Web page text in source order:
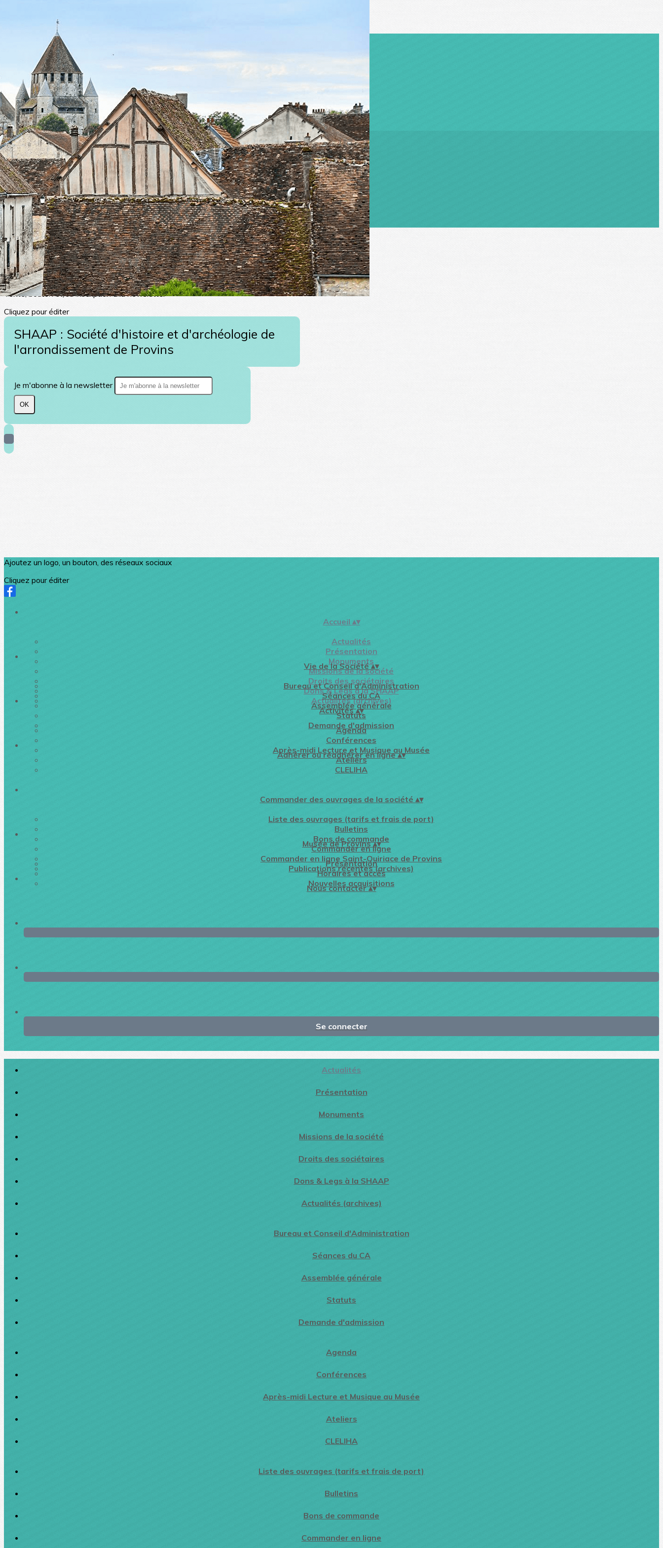
Exporter toutes les colonnes
Exporter uniquement les colonnes affichées
Menu
<
>
Actualités
Présentation
Monuments
Missions de la société
Droits des sociétaires
Dons & Legs à la SHAAP
Actualités (archives)
?>
Images de la page d'accueil
Cliquez pour éditer
Texte, bouton et/ou inscription à la newsletter
Cliquez pour éditer
SHAAP : Société d'histoire et d'archéologie de
l'arrondissement de Provins
Je m'abonne à la newsletter
OK
Ajoutez un logo, un bouton, des réseaux sociaux
Cliquez pour éditer
Accueil ▴▾
Actualités
Présentation
Monuments
Missions de la société
Droits des sociétaires
Dons & Legs à la SHAAP
Actualités (archives)
Vie de la Société▴▾
Bureau et Conseil d'Administration
Séances du CA
Assemblée générale
Statuts
Demande d'admission
Activités▴▾
Agenda
Conférences
Après-midi Lecture et Musique au Musée
Ateliers
CLELIHA
Adhérer ou réadhérer en ligne▴▾
Commander des ouvrages de la société ▴▾
Liste des ouvrages (tarifs et frais de port)
Bulletins
Bons de commande
Commander en ligne
Commander en ligne Saint-Quiriace de Provins
Publications récentes (archives)
Musée de Provins▴▾
Présentation
Horaires et accès
Nouvelles acquisitions
Nous contacter▴▾
Se connecter
Actualités
Présentation
Monuments
Missions de la société
Droits des sociétaires
Dons & Legs à la SHAAP
Actualités (archives)
Bureau et Conseil d'Administration
Séances du CA
Assemblée générale
Statuts
Demande d'admission
Agenda
Conférences
Après-midi Lecture et Musique au Musée
Ateliers
CLELIHA
Liste des ouvrages (tarifs et frais de port)
Bulletins
Bons de commande
Commander en ligne